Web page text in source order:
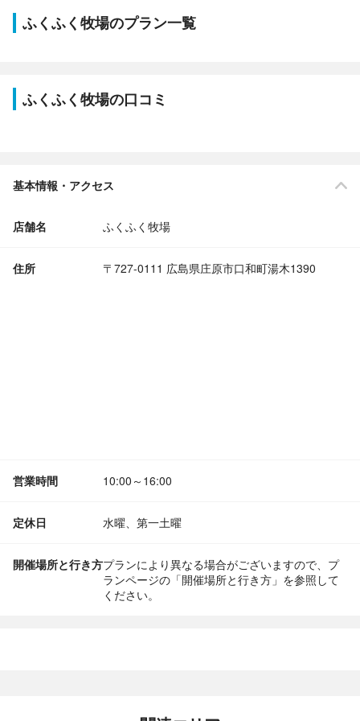
ふくふく牧場のプラン一覧
ふくふく牧場の口コミ
基本情報・アクセス
店舗名 ふくふく牧場
住所 〒727-0111 広島県庄原市口和町湯木1390
営業時間 10:00～16:00
定休日 水曜、第一土曜
開催場所と行き方プランにより異なる場合がございますので、プ
ランページの「開催場所と行き方」を参照して
ください。